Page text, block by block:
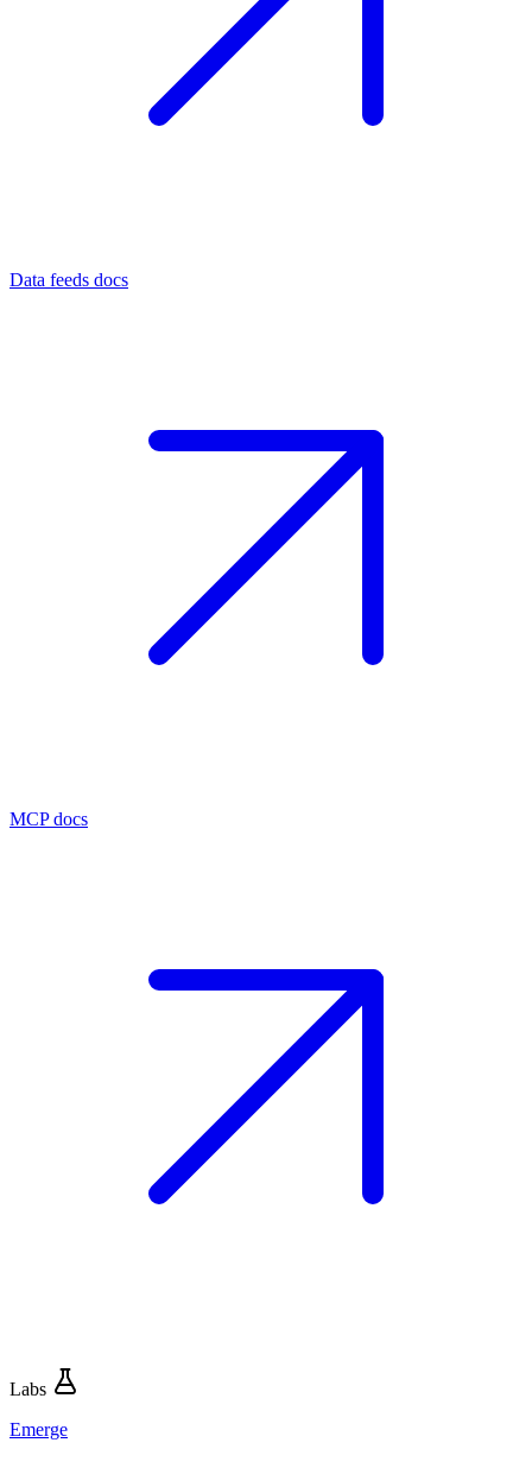
Data feeds docs
MCP docs
Labs
Emerge